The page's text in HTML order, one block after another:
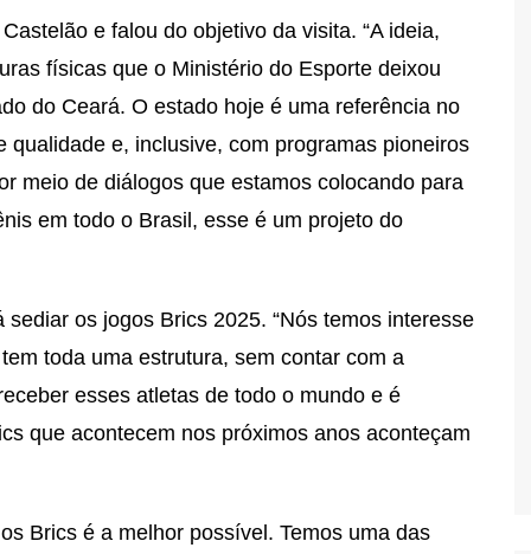
e falou do objetivo da visita. “A ideia,
físicas que o Ministério do Esporte deixou
do Ceará. O estado hoje é uma referência no
e, inclusive, com programas pioneiros
meio de diálogos que estamos colocando para
em todo o Brasil, esse é um projeto do
os jogos Brics 2025. “Nós temos interesse
toda uma estrutura, sem contar com a
esses atletas de todo o mundo e é
que acontecem nos próximos anos aconteçam
Brics é a melhor possível. Temos uma das